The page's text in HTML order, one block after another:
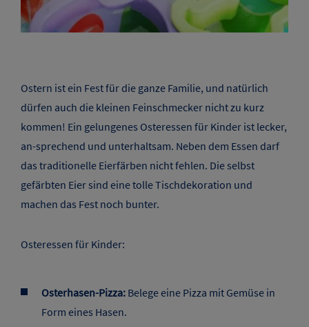
Ostern ist ein Fest für die ganze Familie, und natürlich
dürfen auch die kleinen Feinschmecker nicht zu kurz